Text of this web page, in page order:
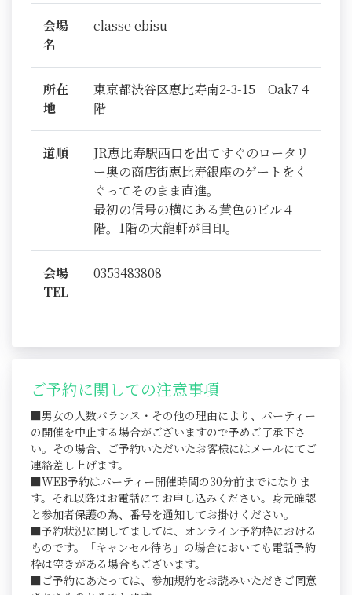
会場
名
classe ebisu
所在
地
東京都渋谷区恵比寿南2-3-15 Oak7 4
階
道順
JR恵比寿駅西口を出てすぐのロータリ
ー奥の商店街恵比寿銀座のゲートをく
ぐってそのまま直進。
最初の信号の横にある黄色のビル４
階。1階の大龍軒が目印。
会場
TEL
0353483808
ご予約に関しての注意事項
■男女の人数バランス・その他の理由により、パーティー
の開催を中止する場合がございますので予めご了承下さ
い。その場合、ご予約いただいたお客様にはメールにてご
連絡差し上げます。
■WEB予約はパーティー開催時間の30分前までになりま
す。それ以降はお電話にてお申し込みください。身元確認
と参加者保護の為、番号を通知してお掛けください。
■予約状況に関してましては、オンライン予約枠における
ものです。「キャンセル待ち」の場合においても電話予約
枠は空きがある場合もございます。
■ご予約にあたっては、参加規約をお読みいただきご同意